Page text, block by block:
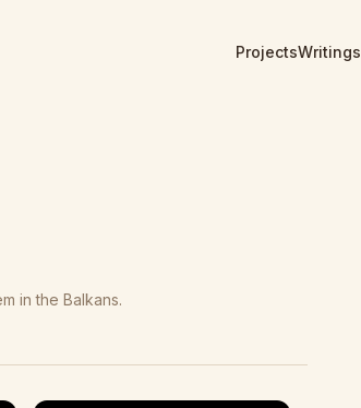
ProjectsWritings
in the Balkans.